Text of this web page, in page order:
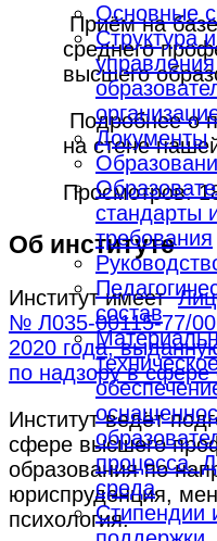
Основные
Структура
управления
Документы
стандарты
требования
состав
процесса.
среда
Стипендии
Приём на
среднего
высшего
Подробнее о
на стене
Просмотров:
Об институте
Институт имеет
№ Л035-00115-77/
2020 года,
по надзору в сфере
Институт ведёт
сфере высшего
образования по
юриспруденция,
психология.